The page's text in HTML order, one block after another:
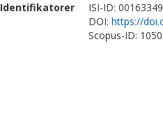
Identifikatorer
ISI-ID:
DOI: https://
Scopus-ID: